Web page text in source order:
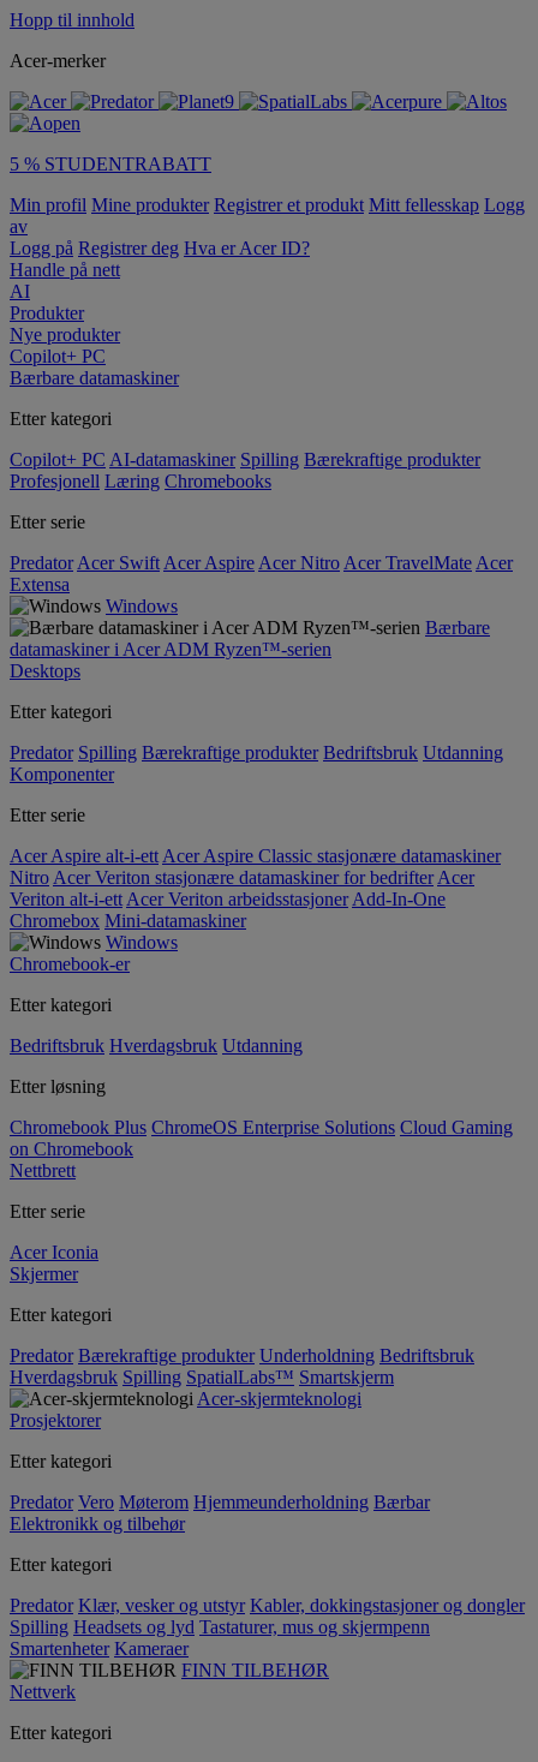
Hopp til innhold
Acer-merker
5 % STUDENTRABATT
Min profil Mine produkter Registrer et produkt Mitt fellesskap Logg
av
Logg på Registrer deg Hva er Acer ID?
Handle på nett
AI
Produkter
Nye produkter
Copilot+ PC
Bærbare datamaskiner
Etter kategori
Copilot+ PC AI-datamaskiner Spilling Bærekraftige produkter
Profesjonell Læring Chromebooks
Etter serie
Predator Acer Swift Acer Aspire Acer Nitro Acer TravelMate Acer
Extensa
Windows
Bærbare
datamaskiner i Acer ADM Ryzen™-serien
Desktops
Etter kategori
Predator Spilling Bærekraftige produkter Bedriftsbruk Utdanning
Komponenter
Etter serie
Acer Aspire alt-i-ett Acer Aspire Classic stasjonære datamaskiner
Nitro Acer Veriton stasjonære datamaskiner for bedrifter Acer
Veriton alt-i-ett Acer Veriton arbeidsstasjoner Add-In-One
Chromebox Mini-datamaskiner
Windows
Chromebook-er
Etter kategori
Bedriftsbruk Hverdagsbruk Utdanning
Etter løsning
Chromebook Plus ChromeOS Enterprise Solutions Cloud Gaming
on Chromebook
Nettbrett
Etter serie
Acer Iconia
Skjermer
Etter kategori
Predator Bærekraftige produkter Underholdning Bedriftsbruk
Hverdagsbruk Spilling SpatialLabs™ Smartskjerm
Acer-skjermteknologi
Prosjektorer
Etter kategori
Predator Vero Møterom Hjemmeunderholdning Bærbar
Elektronikk og tilbehør
Etter kategori
Predator Klær, vesker og utstyr Kabler, dokkingstasjoner og dongler
Spilling Headsets og lyd Tastaturer, mus og skjermpenn
Smartenheter Kameraer
FINN TILBEHØR
Nettverk
Etter kategori